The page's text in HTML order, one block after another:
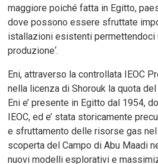
maggiore poiché fatta in Egitto,
dove possono essere sfruttate
istallazioni esistenti permettendoci
produzione‘.
Eni, attraverso la controllata IEOC
nella licenza di Shorouk la quota del
Eni e’ presente in Egitto dal 1954,
IEOC, ed e’ stata storicamente
e sfruttamento delle risorse gas
scoperta del Campo di Abu Maadi
nuovi modelli esplorativi e